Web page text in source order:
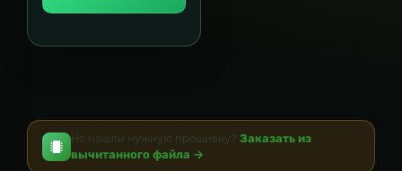
Не нашли нужную прошивку? Заказать из
вычитанного файла →